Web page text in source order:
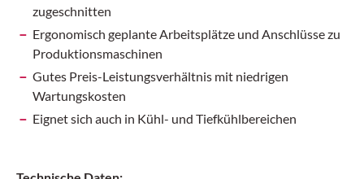
zugeschnitten
Ergonomisch geplante Arbeitsplätze und Anschlüsse zu
Produktionsmaschinen
Gutes Preis-Leistungsverhältnis mit niedrigen
Wartungskosten
Eignet sich auch in Kühl- und Tiefkühlbereichen